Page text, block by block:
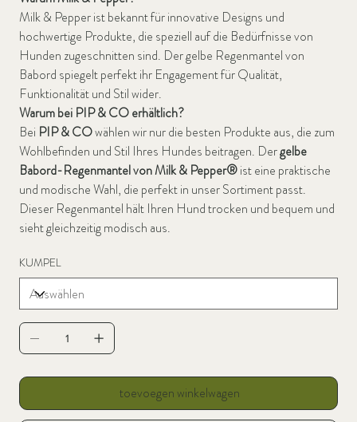
Milk & Pepper ist bekannt für innovative Designs und
hochwertige Produkte, die speziell auf die Bedürfnisse von
Hunden zugeschnitten sind. Der gelbe Regenmantel von
Babord spiegelt perfekt ihr Engagement für Qualität,
Funktionalität und Stil wider.
Warum bei PIP & CO erhältlich?
Bei PIP & COwählen wir nur die besten Produkte aus, die zum
Wohlbefinden und Stil Ihres Hundes beitragen. Dergelbe
Babord-Regenmantel von Milk & Pepper®ist eine praktische
und modische Wahl, die perfekt in unser Sortiment passt.
Dieser Regenmantel hält Ihren Hund trocken und bequem und
sieht gleichzeitig modisch aus.
KUMPEL
toevoegen winkelwagen